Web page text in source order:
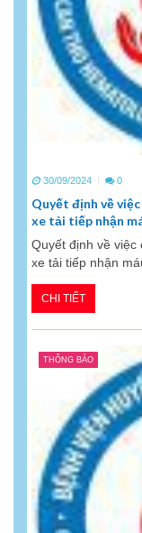
30/09/2024 0
Quyết định về
xe tải tiếp nhận
Quyết định về
xe tải tiếp nhận
CHI TIẾT
THÔNG BÁO